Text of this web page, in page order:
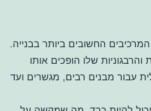
החשובים ביותר בבנייה.
והרבגוניות שלו הופכים אותו
עבור מבנים רבים, מגשרים ועד